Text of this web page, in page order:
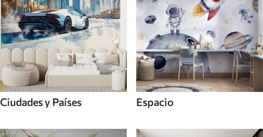
Ciudades y Países Espacio